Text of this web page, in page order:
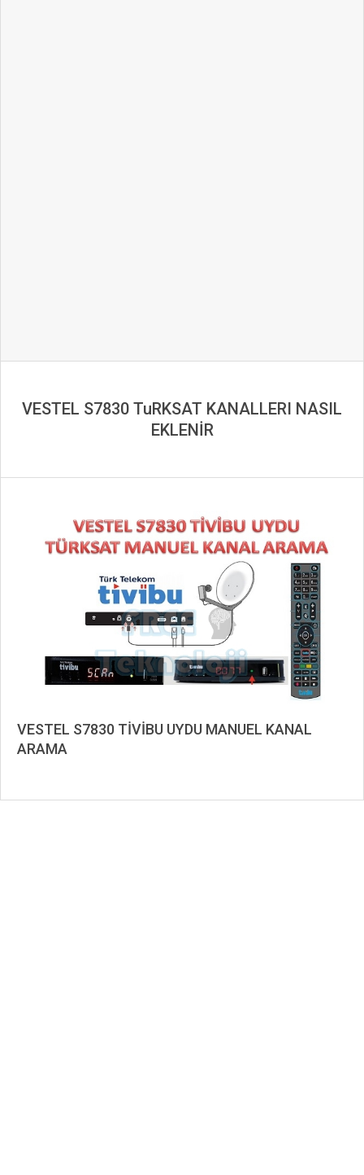
VESTEL S7830 TuRKSAT KANALLERI NASIL
EKLENİR
VESTEL S7830 TİVİBU UYDU MANUEL KANAL
ARAMA